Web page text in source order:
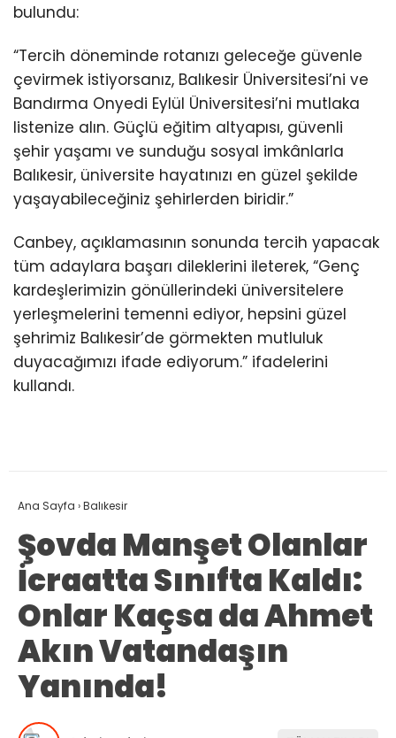
bulundu:
“Tercih döneminde rotanızı geleceğe güvenle
çevirmek istiyorsanız, Balıkesir Üniversitesi’ni ve
Bandırma Onyedi Eylül Üniversitesi’ni mutlaka
listenize alın. Güçlü eğitim altyapısı, güvenli
şehir yaşamı ve sunduğu sosyal imkânlarla
Balıkesir, üniversite hayatınızı en güzel şekilde
yaşayabileceğiniz şehirlerden biridir.”
Canbey, açıklamasının sonunda tercih yapacak
tüm adaylara başarı dileklerini ileterek, “Genç
kardeşlerimizin gönüllerindeki üniversitelere
yerleşmelerini temenni ediyor, hepsini güzel
şehrimiz Balıkesir’de görmekten mutluluk
duyacağımızı ifade ediyorum.” ifadelerini
kullandı.
Ana Sayfa ›Balıkesir
Şovda Manşet Olanlar
İcraatta Sınıfta Kaldı:
Onlar Kaçsa da Ahmet
Akın Vatandaşın
Yanında!